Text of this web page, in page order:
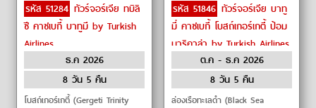
รหัส 51284 ทัวร์จอร์เจีย ทบิลิ
ซี คาซเบกี้ บาทูมี by Turkish
Airlines
ธ.ค 2026
8 วัน 5 คืน
โบสถ์เกอร์เกตี้ (Gergeti Trinity
รหัส 51846 ทัวร์จอร์เจีย บาทู
มี่ คาซเบกี้ โบสถ์เกอร์เกตี้ ป้อม
นาริคาล่า by Turkish Airlines
ต.ค - ธ.ค 2026
8 วัน 5 คืน
ล่องเรือทะเลดำ (Black Sea